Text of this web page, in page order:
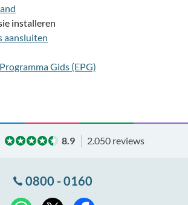
installeren
aansluiten
Gids (EPG)
8.9 2.050 reviews
0800 - 0160